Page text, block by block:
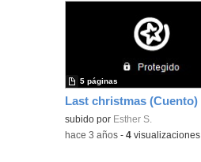
Last christmas (Cuento)
Contenido educativo.
subido por Esther S.
5 páginas
-hace 3 años -4 visualizaciones